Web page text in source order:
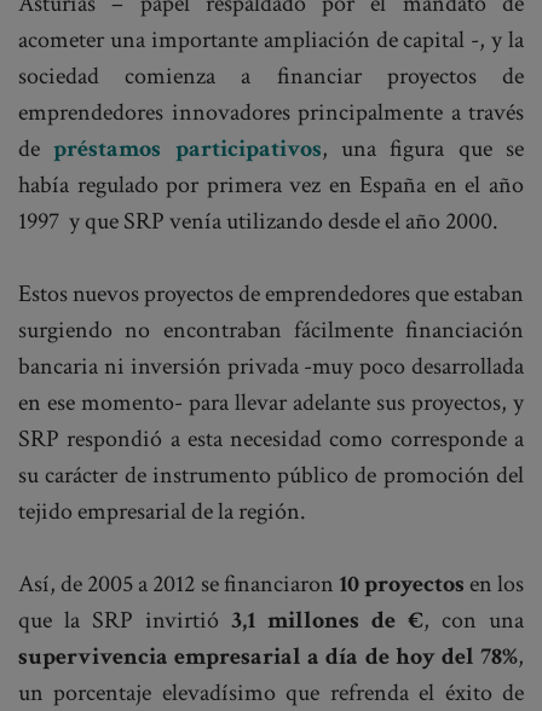
acometer una importante ampliación de capital -, y la
sociedad comienza a financiar proyectos de
emprendedores innovadores principalmente a través
depréstamos participativos, una figura que se
había regulado por primera vez en España en el año
1997 y que SRP venía utilizando desde el año 2000.
Estos nuevos proyectos de emprendedores que estaban
surgiendo no encontraban fácilmente financiación
bancaria ni inversión privada -muy poco desarrollada
en ese momento- para llevar adelante sus proyectos, y
SRP respondió a esta necesidad como corresponde a
su carácter de instrumento público de promoción del
tejido empresarial de la región.
Así, de 2005 a 2012 se financiaron 10 proyectosen los
que la SRP invirtió 3,1 millones de €, con una
supervivencia empresarial a día de hoy del 78%,
un porcentaje elevadísimo que refrenda el éxito de